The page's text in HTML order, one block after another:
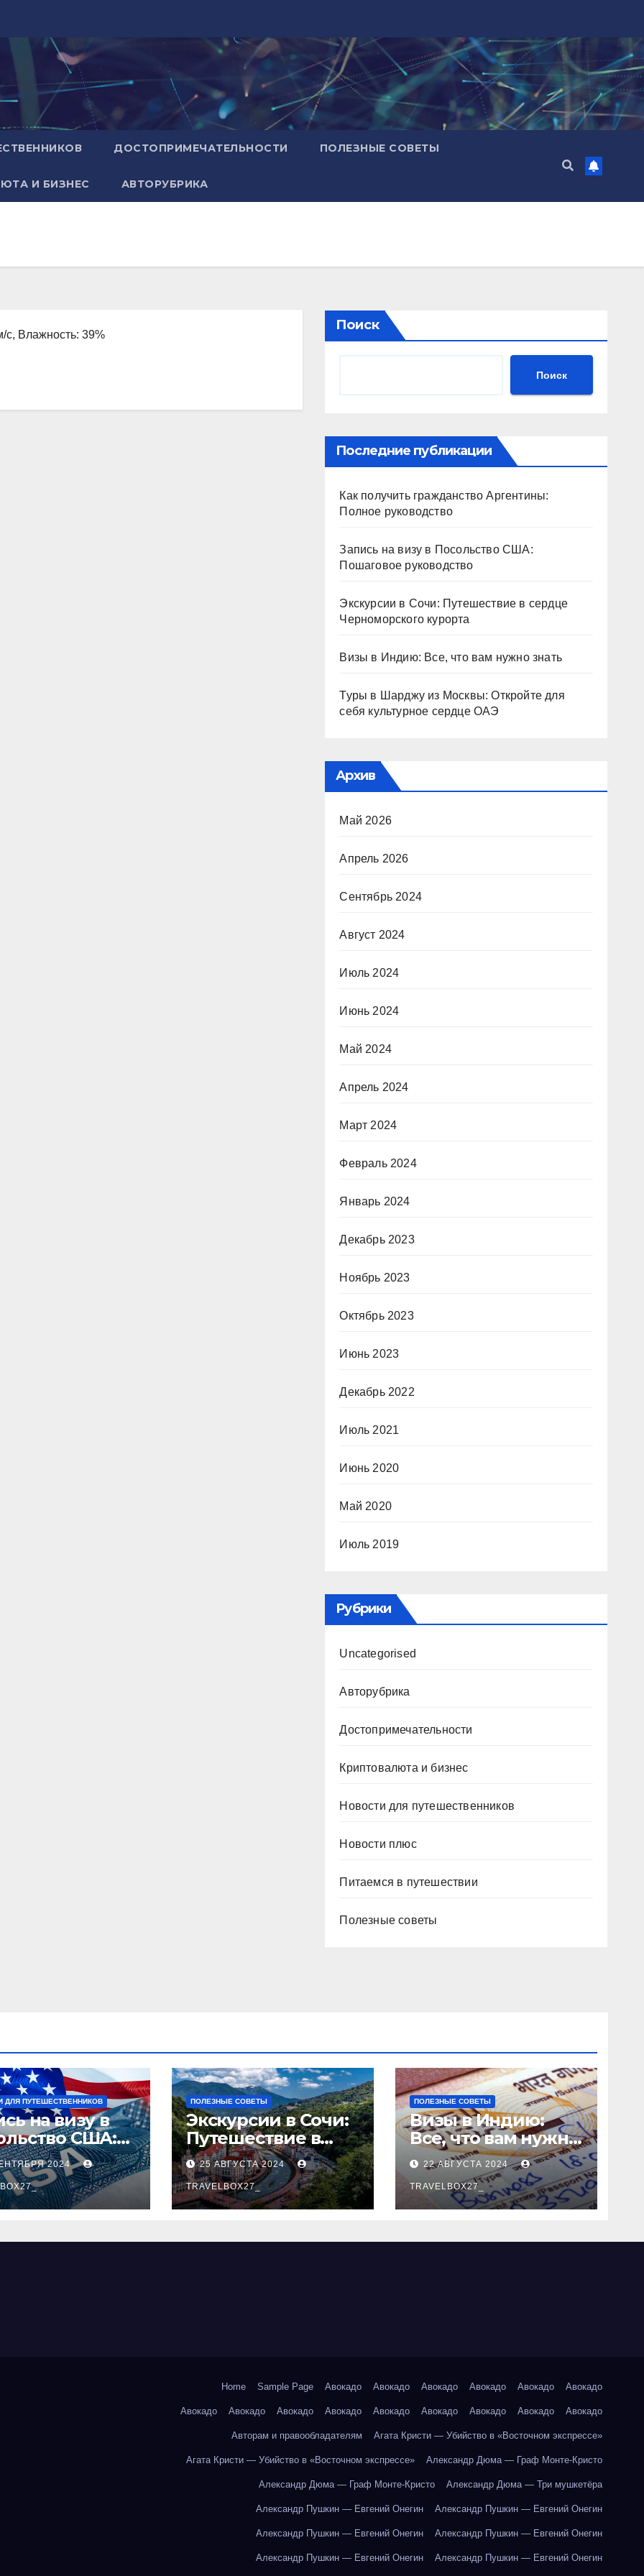
ДОСТОПРИМЕЧАТЕЛЬНОСТИ ПОЛЕЗНЫЕ СОВЕТЫ
И БИЗНЕС АВТОРУБРИКА
с, Влажность: 39%
Поиск
Поиск
Последние публикации
Как получить гражданство Аргентины:
Полное руководство
Запись на визу в Посольство США:
Пошаговое руководство
Экскурсии в Сочи: Путешествие в сердце
Черноморского курорта
Визы в Индию: Все, что вам нужно знать
Туры в Шарджу из Москвы: Откройте для
себя культурное сердце ОАЭ
Архив
Май 2026
Апрель 2026
Сентябрь 2024
Август 2024
Июль 2024
Июнь 2024
Май 2024
Апрель 2024
Март 2024
Февраль 2024
Январь 2024
Декабрь 2023
Ноябрь 2023
Октябрь 2023
Июнь 2023
Декабрь 2022
Июль 2021
Июнь 2020
Май 2020
Июль 2019
Рубрики
Uncategorised
Авторубрика
Достопримечательности
Криптовалюта и бизнес
Новости для путешественников
Новости плюс
Питаемся в путешествии
Полезные советы
ДЛЯ ПУТЕШЕСТВЕННИКОВ
на визу в
США:
2024
ПОЛЕЗНЫЕ СОВЕТЫ
Экскурсии в Сочи:
Путешествие в
сердце
Черноморского
курорта
25 АВГУСТА 2024
TRAVELBOX27_
ПОЛЕЗНЫЕ СОВЕТЫ
Визы в Индию:
Все, что вам нужно
знать
22 АВГУСТА 2024
TRAVELBOX27_
Home Sample Page Авокадо Авокадо Авокадо Авокадо Авокадо Авокадо
Авокадо Авокадо Авокадо Авокадо Авокадо Авокадо Авокадо Авокадо Авокадо
Авторам и правообладателям Агата Кристи — Убийство в «Восточном экспрессе»
Агата Кристи — Убийство в «Восточном экспрессе» Александр Дюма — Граф Монте-Кристо
Александр Дюма — Граф Монте-Кристо Александр Дюма — Три мушкетёра
Александр Пушкин — Евгений Онегин Александр Пушкин — Евгений Онегин
Александр Пушкин — Евгений Онегин Александр Пушкин — Евгений Онегин
Александр Пушкин — Евгений Онегин Александр Пушкин — Евгений Онегин